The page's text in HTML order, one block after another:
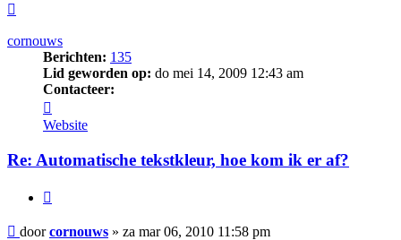
cornouws
Berichten: 135
Lid geworden op: do mei 14, 2009 12:43 am
Contacteer:
cornouws
Website
Re: Automatische tekstkleur, hoe kom ik er af?
Bericht
doorcornouws » za mar 06, 2010 11:58 pm